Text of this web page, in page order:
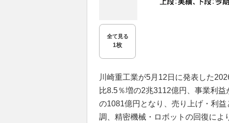
全て見る
1枚
川崎重工業が5月12日に発表した
比8.5％増の2兆3112億円、事業利
の1081億円となり、売り上げ・利
調、精密機械・ロボットの回復によ